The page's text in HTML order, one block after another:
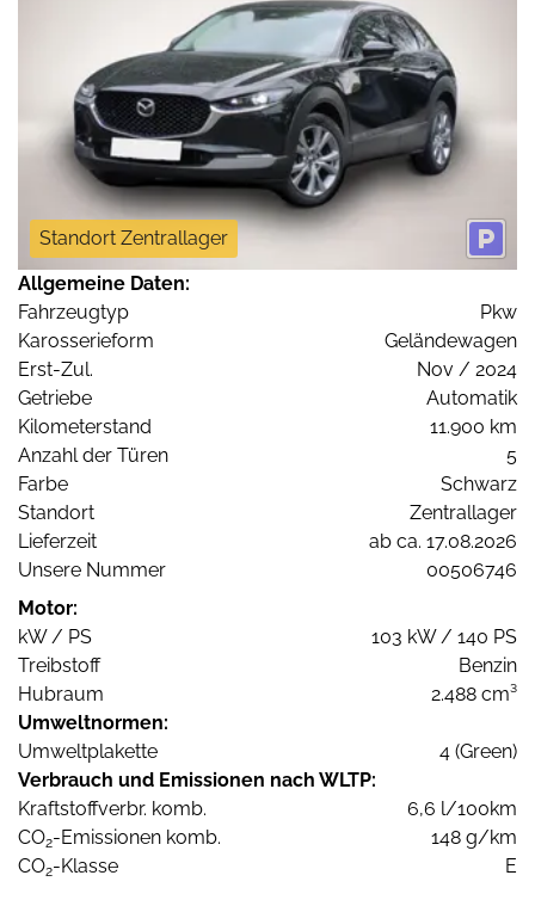
Standort Zentrallager
Allgemeine Daten:
Fahrzeugtyp
Pkw
Karosserieform
Geländewagen
Erst-Zul.
Nov / 2024
Getriebe
Automatik
Kilometerstand
11.900 km
Anzahl der Türen
5
Farbe
Schwarz
Standort
Zentrallager
Lieferzeit
ab ca. 17.08.2026
Unsere Nummer
00506746
Motor:
kW / PS
103 kW / 140 PS
Treibstoff
Benzin
Hubraum
2.488 cm³
Umweltnormen:
Umweltplakette
4 (Green)
Verbrauch und Emissionen nach WLTP:
Kraftstoffverbr. komb.
6,6 l/100km
CO2-Emissionen komb.
148 g/km
CO2-Klasse E